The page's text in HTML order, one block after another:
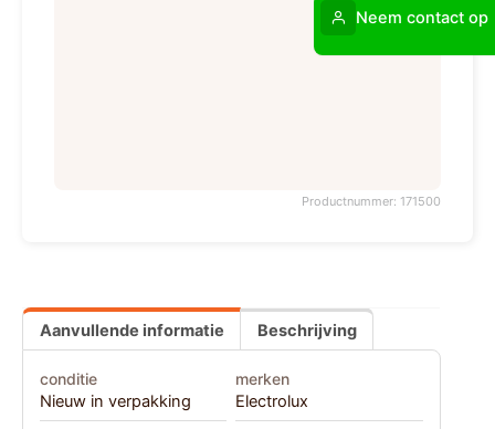
Productnummer: 171500
Aanvullende informatie Beschrijving
conditie
Nieuw in verpakking
merken
Electrolux
Neem contact op